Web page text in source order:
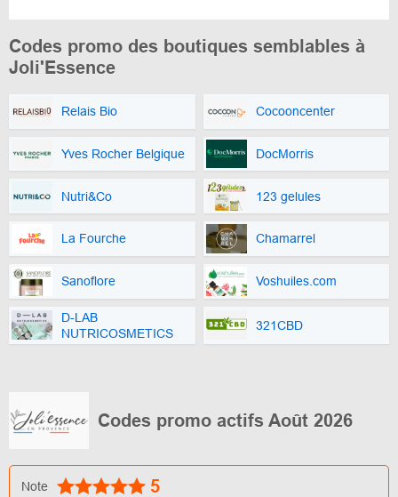
Codes promo des boutiques semblables à
Joli'Essence
Relais Bio Cocooncenter
Yves Rocher Belgique DocMorris
Nutri&Co 123 gelules
La Fourche Chamarrel
Sanoflore Voshuiles.com
D-LAB
NUTRICOSMETICS
321CBD
Codes promo actifs Août 2026
Note 5